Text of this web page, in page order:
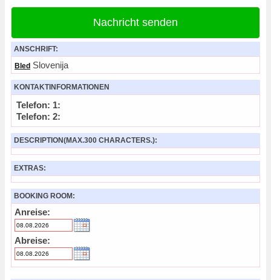
Nachricht senden
ANSCHRIFT:
Bled Slovenija
KONTAKTINFORMATIONEN
Telefon: 1:
Telefon: 2:
DESCRIPTION(MAX.300 CHARACTERS.):
EXTRAS:
BOOKING ROOM:
Anreise:
Abreise: